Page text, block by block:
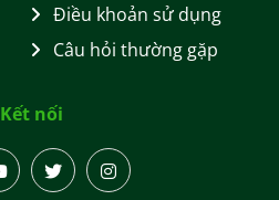
Điều khoản sử dụng
Câu hỏi thường gặp
Kết nối